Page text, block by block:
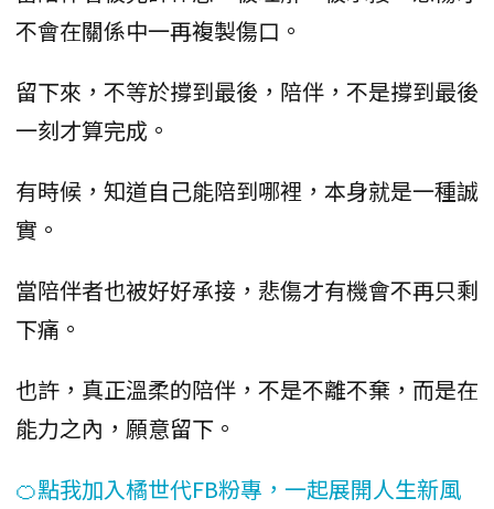
不會在關係中一再複製傷口。
留下來，不等於撐到最後，陪伴，不是撐到最後
一刻才算完成。
有時候，知道自己能陪到哪裡，本身就是一種誠
實。
當陪伴者也被好好承接，悲傷才有機會不再只剩
下痛。
也許，真正溫柔的陪伴，不是不離不棄，而是在
能力之內，願意留下。
🍊點我加入橘世代FB粉專，一起展開人生新風